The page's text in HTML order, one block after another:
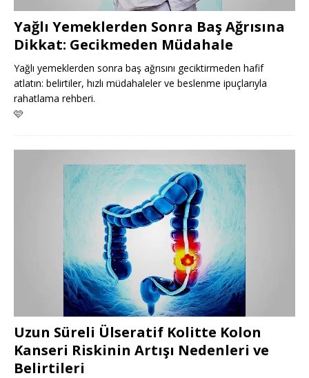
Yağlı Yemeklerden Sonra Baş Ağrısına
Dikkat: Gecikmeden Müdahale
Yağlı yemeklerden sonra baş ağrısını geciktirmeden hafif
atlatın: belirtiler, hızlı müdahaleler ve beslenme ipuçlarıyla
rahatlama rehberi.
🩷
Uzun Süreli Ülseratif Kolitte Kolon
Kanseri Riskinin Artışı Nedenleri ve
Belirtileri